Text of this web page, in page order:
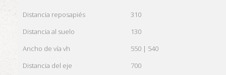
Distancia reposapiés
310
Distancia al suelo
130
Ancho de vía vh
550 | 540
Distancia del eje
700